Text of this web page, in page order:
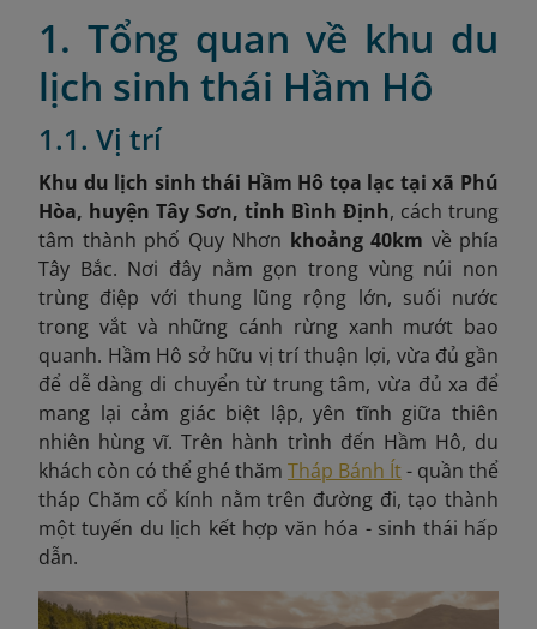
1. Tổng quan về khu du
lịch sinh thái Hầm Hô
1.1. Vị trí
Khu du lịch sinh thái Hầm Hô tọa lạc tại xã Phú
Hòa, huyện Tây Sơn, tỉnh Bình Định, cách trung
tâm thành phố Quy Nhơn khoảng 40km về phía
Tây Bắc. Nơi đây nằm gọn trong vùng núi non
trùng điệp với thung lũng rộng lớn, suối nước
trong vắt và những cánh rừng xanh mướt bao
quanh. Hầm Hô sở hữu vị trí thuận lợi, vừa đủ gần
để dễ dàng di chuyển từ trung tâm, vừa đủ xa để
mang lại cảm giác biệt lập, yên tĩnh giữa thiên
nhiên hùng vĩ. Trên hành trình đến Hầm Hô, du
khách còn có thể ghé thăm Tháp Bánh Ít- quần thể
tháp Chăm cổ kính nằm trên đường đi, tạo thành
một tuyến du lịch kết hợp văn hóa - sinh thái hấp
dẫn.